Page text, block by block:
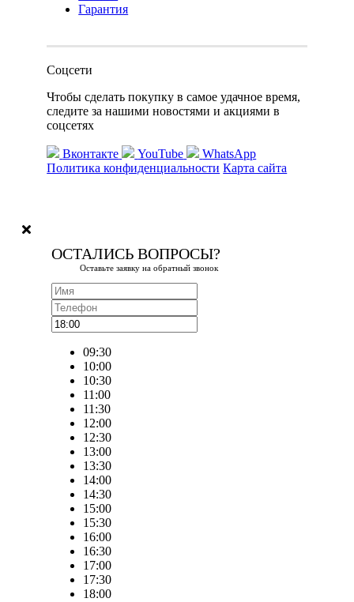
Гарантия
Соцсети
Чтобы сделать покупку в самое удачное время,
следите за нашими новостями и акциями в
соцсетях
Вконтакте YouTube
WhatsApp
Политика конфиденциальности Карта сайта
ОСТАЛИСЬ ВОПРОСЫ?
Оставьте заявку на обратный звонок
09:30
10:00
10:30
11:00
11:30
12:00
12:30
13:00
13:30
14:00
14:30
15:00
15:30
16:00
16:30
17:00
17:30
18:00